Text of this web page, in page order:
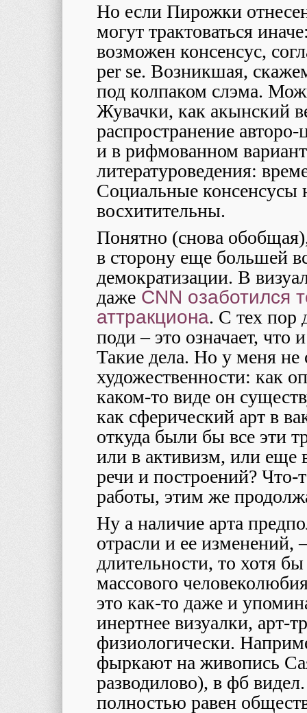
Но если Пирожки
могут трактоваться
возможен консенсус,
per se. Возникшая,
под колпаком слэма.
Жувачки, как акынский
распространение авторо-
и в рифмованном
литературоведения:
Социальные консенсусы
восхитительны.
Понятно (снова
в сторону еще большей
демократизации. В
даже CNN озаботился
аттракциона. С тех пор
поди – это означает, что
Такие дела. Но у меня не
художественности: как
каком-то виде он
как сферический арт в
откуда были бы все эти
или в активизм, или еще
речи и построений? Что-
работы, этим же
Ну а наличие арта
отрасли и ее изменений,
длительности, то хотя
массового
это как-то даже и
инертнее визуалки, арт-
физиологически.
фыркают на живопись
разводилово), в фб
полностью равен